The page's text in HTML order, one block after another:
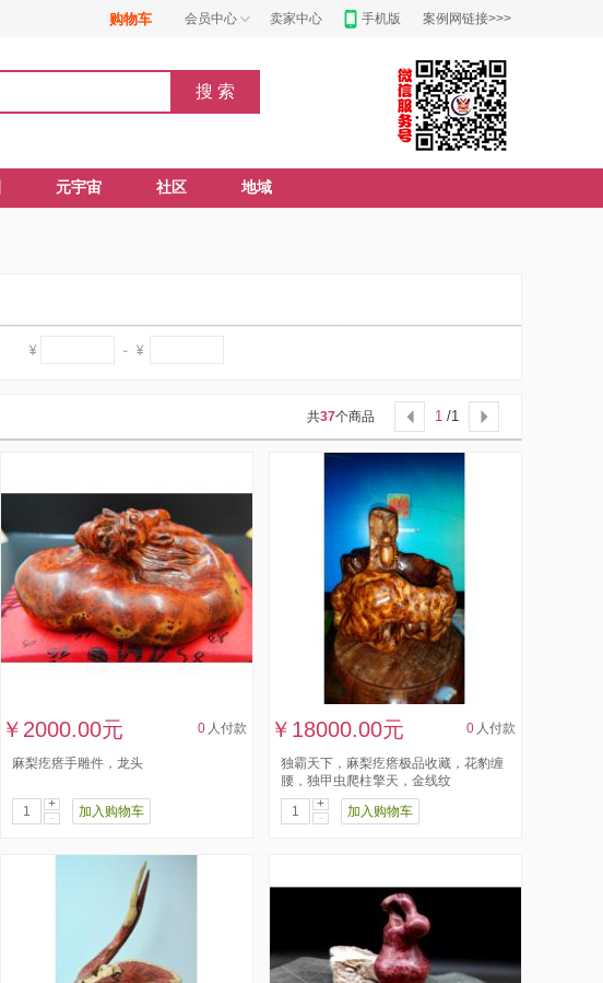
购物车 会员中心 卖家中心 手机版 案例网链接>>>
元宇宙 社区 地域
共37个商品  1 /1 
￥2000.00元 0 人付款
麻梨疙瘩手雕件，龙头
+
-
加入购物车
￥18000.00元 0 人付款
独霸天下，麻梨疙瘩极品收藏，花豹缠
腰，独甲虫爬柱擎天，金线纹
+
-
加入购物车